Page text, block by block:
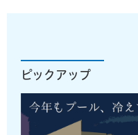
ピックアップ